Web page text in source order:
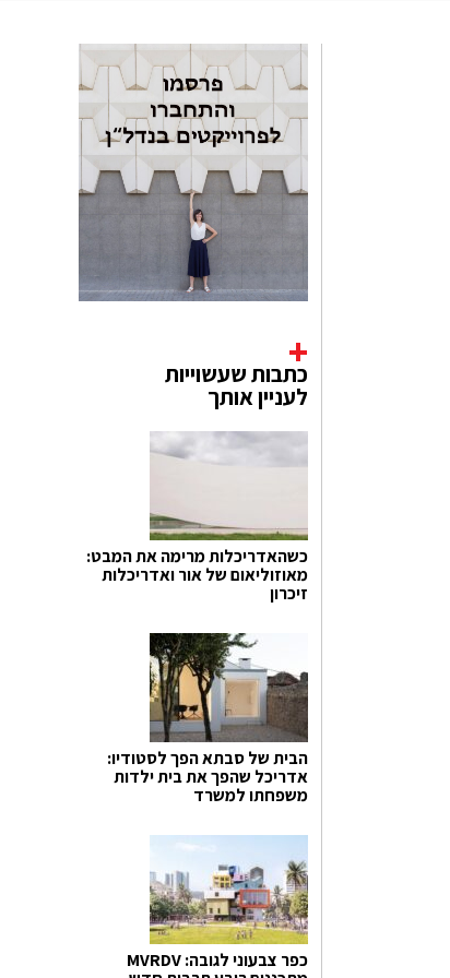
כתבות שעשוייות
לעניין אותך
כשהאדריכלות מרימה את המבט:
מאוזוליאום של אור ואדריכלות
זיכרון
הבית של סבתא הפך לסטודיו:
אדריכל שהפך את בית ילדות
משפחתו למשרד
כפר צבעוני לגובה: MVRDV